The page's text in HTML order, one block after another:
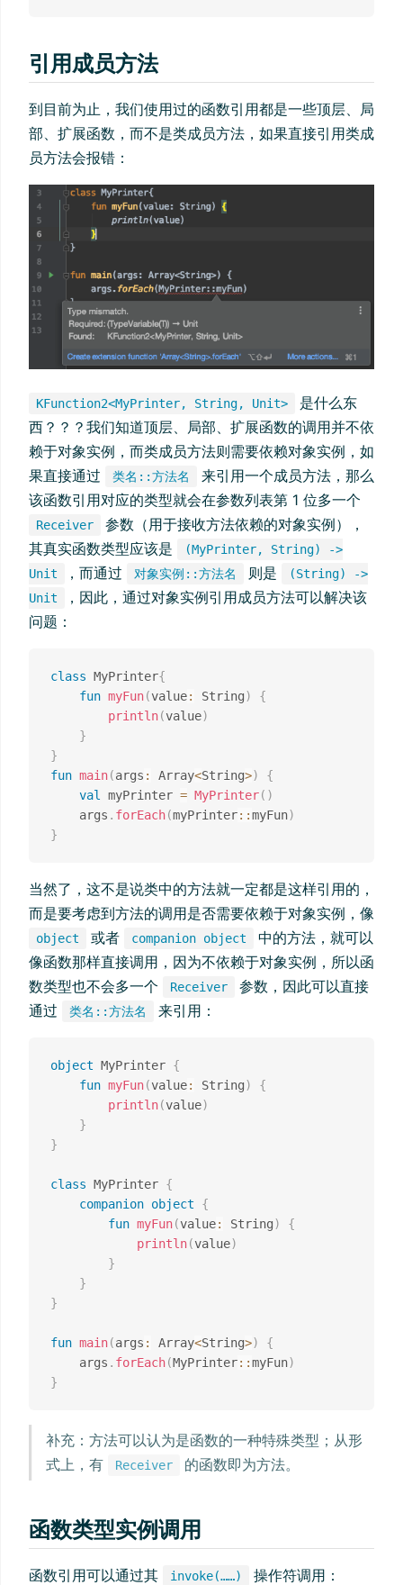
引用成员方法
到目前为止，我们使用过的函数引用都是一些顶层、局
部、扩展函数，而不是类成员方法，如果直接引用类成
员方法会报错：
KFunction2<MyPrinter, String, Unit>
是什么东
西？？？我们知道顶层、局部、扩展函数的调用并不依
赖于对象实例，而类成员方法则需要依赖对象实例，如
果直接通过
类名::方法名
来引用一个成员方法，那么
该函数引用对应的类型就会在参数列表第 1 位多一个
Receiver
参数（用于接收方法依赖的对象实例），
其真实函数类型应该是
(MyPrinter, String) ->
Unit
，而通过 对象实例::方法名 则是
(String) ->
Unit
，因此，通过对象实例引用成员方法可以解决该
问题：
class MyPrinter{
fun myFun(value: String)
{
println(value)
}
}
fun main(args : Array<String>)
{
val
myPrinter = MyPrinter( )
    args
. forEach(myPrinter::myFun)
}
当然了，这不是说类中的方法就一定都是这样引用的，
而是要考虑到方法的调用是否需要依赖于对象实例，像
object 或者 companion object
中的方法，就可以
像函数那样直接调用，因为不依赖于对象实例，所以函
数类型也不会多一个
Receiver
参数，因此可以直接
通过
类名::方法名 来引用：
object MyPrinter {
fun myFun(value: String)
{
println(value)
}
}
class MyPrinter {
companion object
{
fun myFun(value: String)
{
println(value)
}
}
}
fun main(args : Array<String>)
{
    args
. forEach(MyPrinter::myFun)
}
补充：方法可以认为是函数的一种特殊类型；从形
式上，有
Receiver 的函数即为方法。
函数类型实例调用
函数引用可以通过其 invoke(……) 操作符调用：